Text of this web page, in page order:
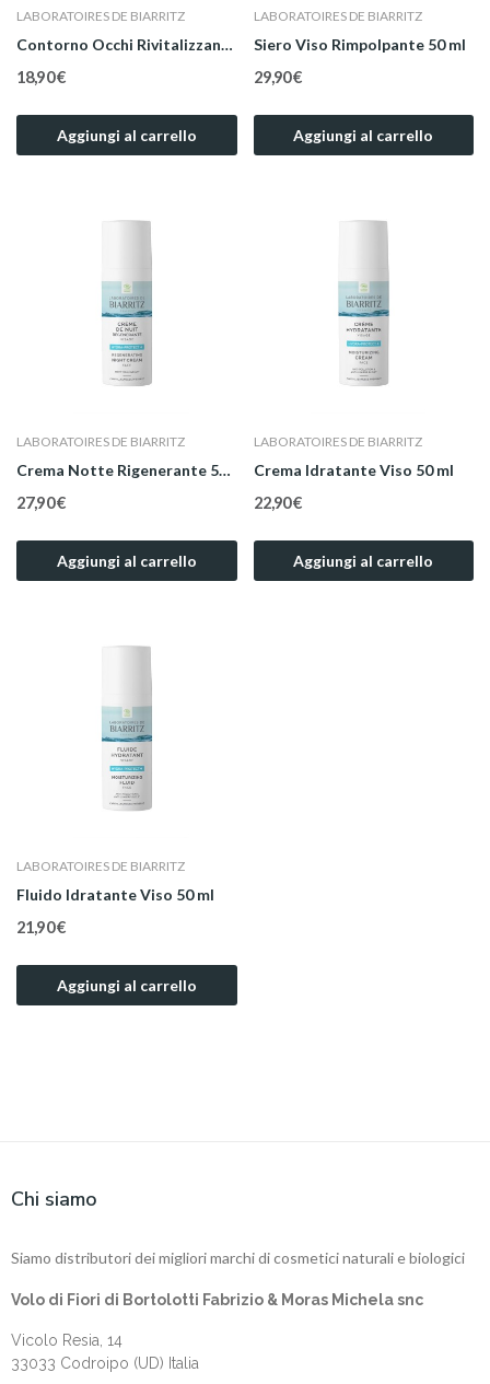
LABORATOIRES DE BIARRITZ
Contorno Occhi Rivitalizzante 15 ml
18,90 €
Aggiungi al carrello
LABORATOIRES DE BIARRITZ
Siero Viso Rimpolpante 50 ml
29,90 €
Aggiungi al carrello
LABORATOIRES DE BIARRITZ
Crema Notte Rigenerante 50 ml
27,90 €
Aggiungi al carrello
LABORATOIRES DE BIARRITZ
Crema Idratante Viso 50 ml
22,90 €
Aggiungi al carrello
LABORATOIRES DE BIARRITZ
Fluido Idratante Viso 50 ml
21,90 €
Aggiungi al carrello
Chi siamo
Siamo distributori dei migliori marchi di cosmetici naturali e biologici
Volo di Fiori di Bortolotti Fabrizio & Moras Michela snc
Vicolo Resia, 14
33033 Codroipo (UD) Italia